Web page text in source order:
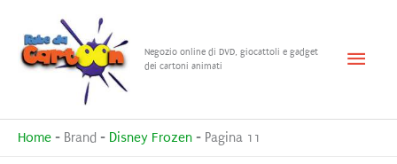
contenuto
Negozio online di DVD, giocattoli e gadget
dei cartoni animati
Menu
Home - Brand - Disney Frozen - Pagina 11